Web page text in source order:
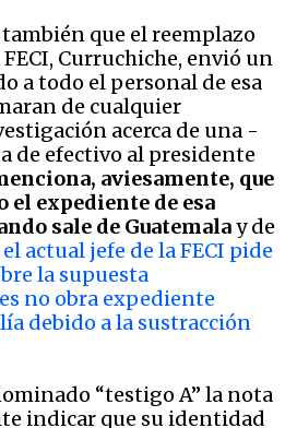
que el reemplazo
Curruchiche, envió un
a todo el personal de esa
de cualquier
acerca de una -
de efectivo al presidente
aviesamente, que
el expediente de esa
sale de Guatemalay de
el actual jefe de la FECI pide
la supuesta
no obra expediente
debido a la sustracción
“testigo A” la nota
indicar que su identidad